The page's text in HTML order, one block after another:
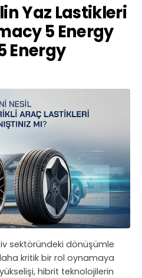
Yaz Lastikleri
5 Energy
Energy
sektöründeki dönüşümle
kritik bir rol oynamaya
hibrit teknolojilerin